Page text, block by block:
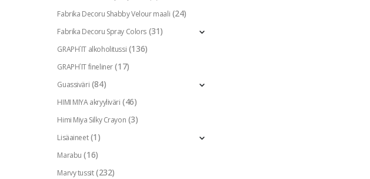
Fabrika Decoru Shabby Velour maali (24)
Fabrika Decoru Spray Colors (31)
GRAPH`IT alkoholitussi (136)
GRAPH`IT fineliner (17)
Guassiväri (84)
HIMI MIYA akryyliväri (46)
Himi Miya Silky Crayon (3)
Lisäaineet (1)
Marabu (16)
Marvy tussit (232)